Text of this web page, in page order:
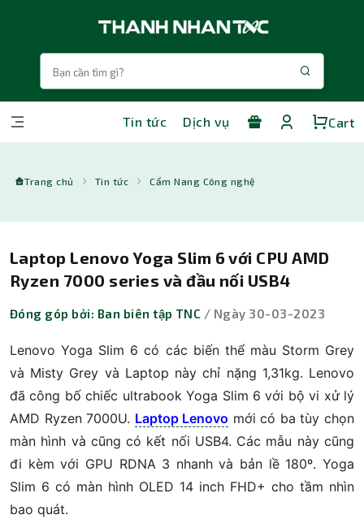
Tin tức Dịch vụ Cart
Trang chủ Tin tức Cẩm Nang Công nghệ
Laptop Lenovo Yoga Slim 6 với CPU AMD
Ryzen 7000 series và đầu nối USB4
Đóng góp bởi: Ban biên tập TNC / Ngày 30-03-2023
Lenovo Yoga Slim 6 có các biến thể màu Storm Grey
và Misty Grey và Laptop này chỉ nặng 1,31kg. Lenovo
đã công bố chiếc ultrabook Yoga Slim 6 với bộ vi xử lý
AMD Ryzen 7000U. Laptop Lenovo mới có ba tùy chọn
màn hình và cũng có kết nối USB4. Các mẫu này cũng
đi kèm với GPU RDNA 3 nhanh và bản lề 180º. Yoga
Slim 6 có màn hình OLED 14 inch FHD+ cho tầm nhìn
bao quát.